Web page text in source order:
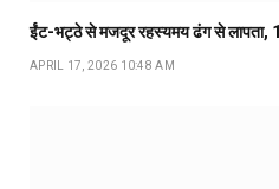
ईंट-भट्ठे से मजदूर रहस्यमय ढंग से लापता,
APRIL 17, 2026 10:48 AM